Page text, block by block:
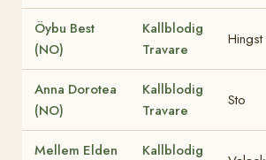
Öybu Best
(NO)
Kallblodig
Travare
Hingst
Anna Dorotea
(NO)
Kallblodig
Travare
Sto
Mellem Elden Kallblodig